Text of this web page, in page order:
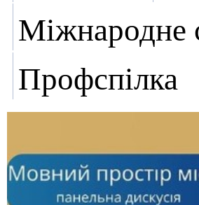
Міжнародне
Профспілка